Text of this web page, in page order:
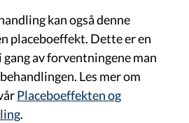
kan også denne
placeboeffekt. Dette er en
av forventningene man
Les mer om
Placeboeffekten og
.